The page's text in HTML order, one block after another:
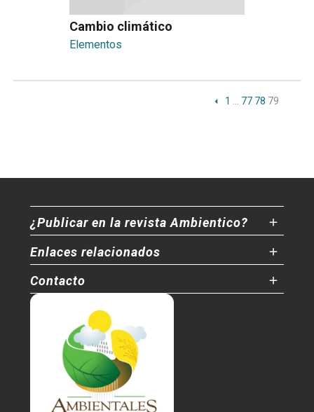
Cambio climático
Elementos
1 77 78 79
¿Publicar en la revista Ambientico?
Enlaces relacionados
Contacto